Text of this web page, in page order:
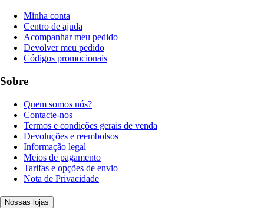
Minha conta
Centro de ajuda
Acompanhar meu pedido
Devolver meu pedido
Códigos promocionais
Sobre
Quem somos nós?
Contacte-nos
Termos e condições gerais de venda
Devoluções e reembolsos
Informação legal
Meios de pagamento
Tarifas e opções de envio
Nota de Privacidade
Nossas lojas